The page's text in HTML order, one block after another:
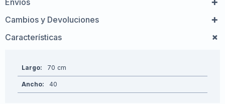
Envíos
Cambios y Devoluciones
Características
Largo 70
Ancho 40